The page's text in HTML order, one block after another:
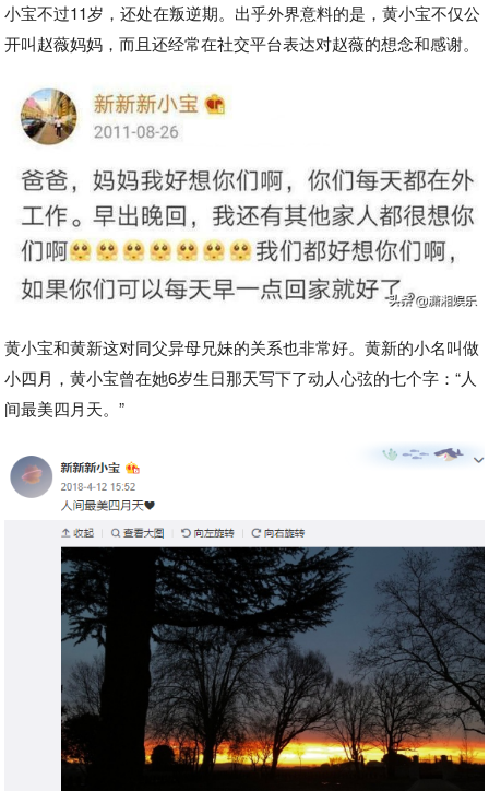
小宝不过11岁，还处在叛逆期。出乎外界意料的是，黄小宝不仅公
开叫赵薇妈妈，而且还经常在社交平台表达对赵薇的想念和感谢。
黄小宝和黄新这对同父异母兄妹的关系也非常好。黄新的小名叫做
小四月，黄小宝曾在她6岁生日那天写下了动人心弦的七个字：“人
间最美四月天。”